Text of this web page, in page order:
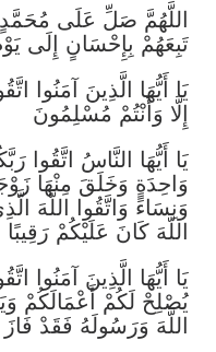
اللَّهُمَّ صَلِّ عَلَى
تَبِعَهُمْ بِإِحْسَانٍ إِلَى
يَا أَيُّهَا الَّذِينَ آمَنُوا
إِلَّا وَأَنْتُمْ مُسْلِمُونَ
يَا أَيُّهَا النَّاسُ
وَاحِدَةٍ وَخَلَقَ مِنْهَا
وَنِسَاءً وَاتَّقُوا اللَّهَ
اللَّهَ كَانَ عَلَيْكُمْ رَقِيبًا
يَا أَيُّهَا الَّذِينَ آمَنُوا
يُصْلِحْ لَكُمْ أَعْمَالَكُمْ
اللَّهَ وَرَسُولَهُ فَقَدْ